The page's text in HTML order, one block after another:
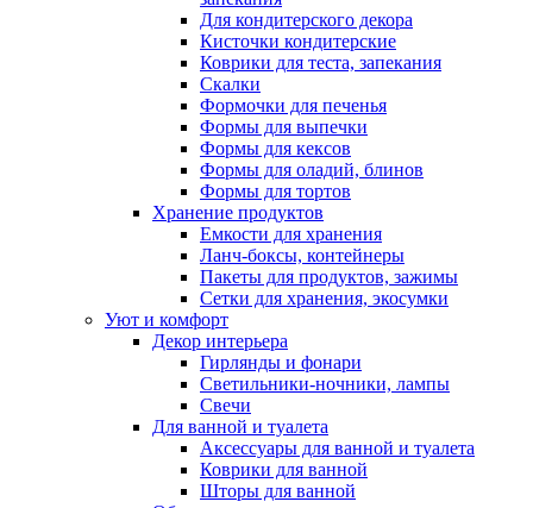
Для кондитерского декора
Кисточки кондитерские
Коврики для теста, запекания
Скалки
Формочки для печенья
Формы для выпечки
Формы для кексов
Формы для оладий, блинов
Формы для тортов
Хранение продуктов
Емкости для хранения
Ланч-боксы, контейнеры
Пакеты для продуктов, зажимы
Сетки для хранения, экосумки
Уют и комфорт
Декор интерьера
Гирлянды и фонари
Светильники-ночники, лампы
Свечи
Для ванной и туалета
Аксессуары для ванной и туалета
Коврики для ванной
Шторы для ванной